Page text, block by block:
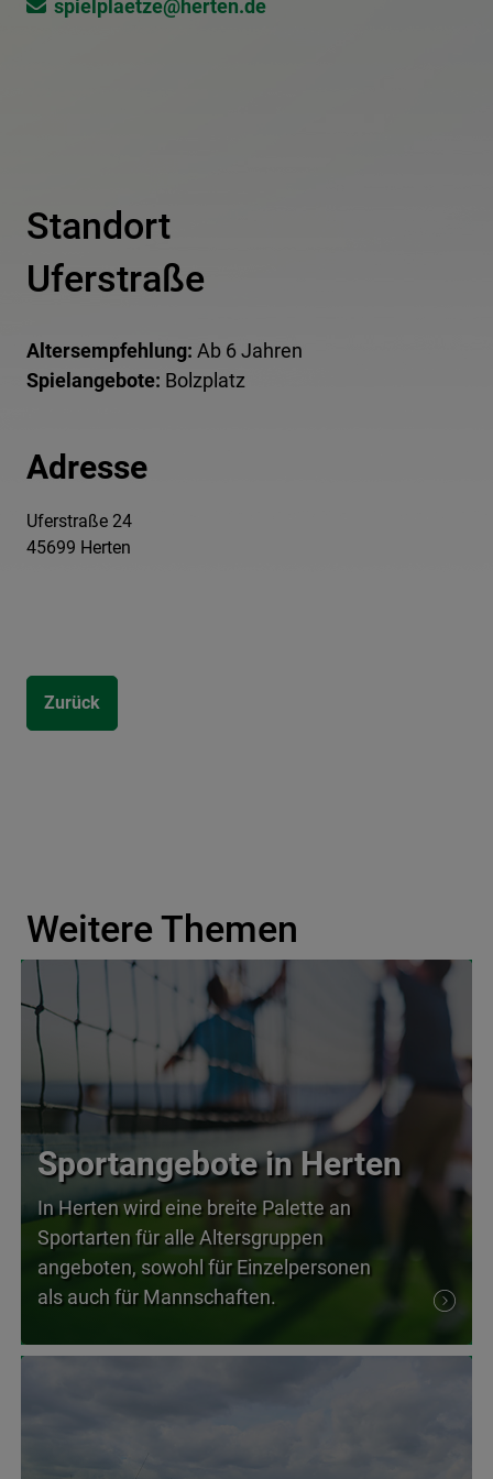
spielplaetze@​herten.de
Standort
Uferstraße
Altersempfehlung: Ab 6 Jahren
Spielangebote: Bolzplatz
Adresse
Uferstraße 24
45699 Herten
Zurück
Weitere Themen
Sportangebote in Herten
In Herten wird eine breite Palette an
Sportarten für alle Altersgruppen
angeboten, sowohl für Einzelpersonen
als auch für Mannschaften.